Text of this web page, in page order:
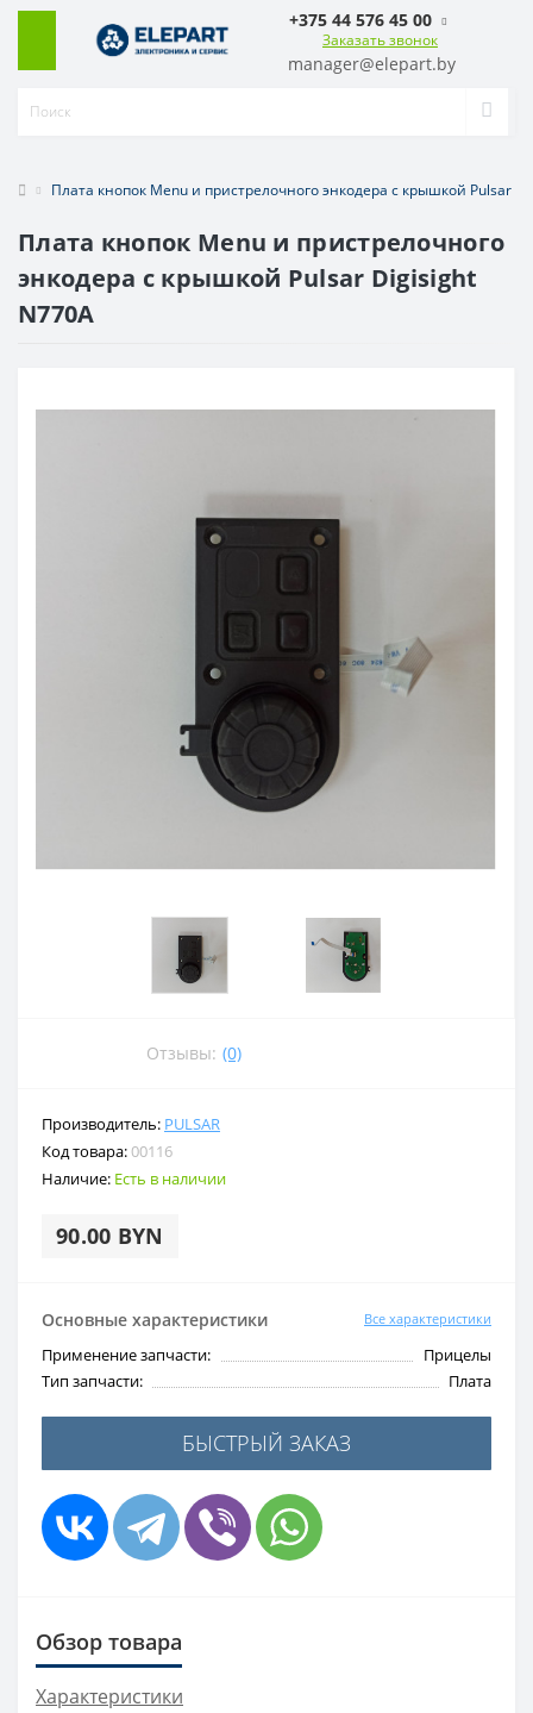
+375 44 576 45 00
Заказать звонок
manager@elepart.by
Плата кнопок Menu и пристрелочного энкодера с крышкой Pulsar
Плата кнопок Menu и пристрелочного
энкодера с крышкой Pulsar Digisight
N770A
Отзывы: (0)
Производитель: PULSAR
Код товара:00116
Наличие: Есть в наличии
90.00 BYN
Основные характеристики Все характеристики
Применение запчасти:
Прицелы
Тип запчасти:
Плата
БЫСТРЫЙ ЗАКАЗ
Обзор товара
Характеристики